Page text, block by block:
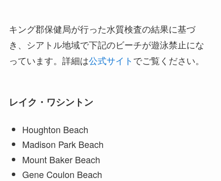
キング郡保健局が行った水質検査の結果に基づ
き、シアトル地域で下記のビーチが遊泳禁止にな
っています。詳細は公式サイトでご覧ください。
レイク・ワシントン
Houghton Beach
Madison Park Beach
Mount Baker Beach
Gene Coulon Beach